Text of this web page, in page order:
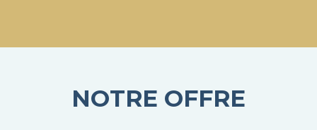
NOTRE OFFRE